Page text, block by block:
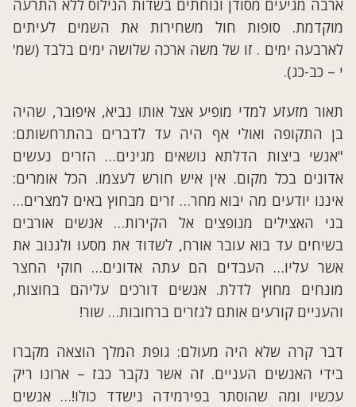
ארבה מגיעים מסודן ונוחתים בשדות הנילוס ללא התרעה
מוקדמת. סופות חול משחירות את השמים לעיתים
לארבעה ימים . זו של משה ארכה שלושה ימים בלבד (שמ'
י – כב-כג).
תאור מזעזע למדי מופיע אצל אותו נביא, איפובר, שהיה
בן התקופה ואולי אף היה עד לדברים בהתרחשותם:
"אנשי ביצות הדלתא נושאים מגינים… הזרים נעשים
אדונים בכל מקום. אין איש חורש לעצמו. הכל אומרים:
איננו יודעים מה יבוא מחר… זרים מבחוץ באים למצרים…
בני האצילים מנופצים אל הקירות… אנשים אורבים
בשיחים עד בוא עובר אורח, לשדוד את מסעו ולגנוב את
אשר עליו… העבדים הם עתה אדונים… חוקי החצר
מונחים מחוץ לדלת. אנשים דורכים עליהם בחוצות,
והעניים קורעים אותם לגזרים ברחובות… שור!
דבר קרה שלא היה מעולם: גופת המלך הוצאה מקברו
בידי האנשים העניים. זה אשר נקבר כבז – ארונו ריק
עכשיו ומה שהוסתר בפירמידה נישדד כולו!… אנשים